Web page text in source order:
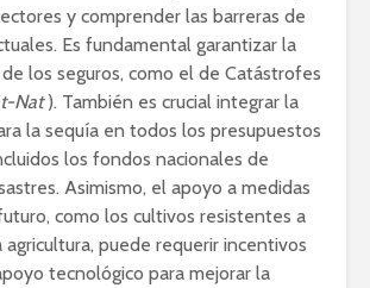
y comprender las barreras de
Es fundamental garantizar la
los seguros, como el de Catástrofes
Nat). También es crucial integrar la
la sequía en todos los presupuestos
los fondos nacionales de
Asimismo, el apoyo a medidas
como los cultivos resistentes a
agricultura, puede requerir incentivos
tecnológico para mejorar la